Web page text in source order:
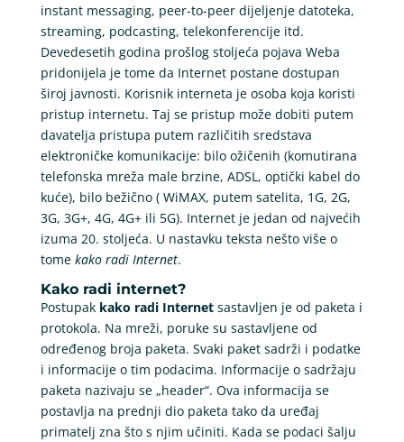
instant messaging, peer-to-peer dijeljenje datoteka,
streaming, podcasting, telekonferencije itd.
Devedesetih godina prošlog stoljeća pojava Weba
pridonijela je tome da Internet postane dostupan
široj javnosti. Korisnik interneta je osoba koja koristi
pristup internetu. Taj se pristup može dobiti putem
davatelja pristupa putem različitih sredstava
elektroničke komunikacije: bilo ožičenih (komutirana
telefonska mreža male brzine, ADSL, optički kabel do
kuće), bilo bežično ( WiMAX, putem satelita, 1G, 2G,
3G, 3G+, 4G, 4G+ ili 5G). Internet je jedan od najvećih
izuma 20. stoljeća. U nastavku teksta nešto više o
tome kako radi Internet.
Kako radi internet?
Postupak kako radi Internetsastavljen je od paketa i
protokola. Na mreži, poruke su sastavljene od
određenog broja paketa. Svaki paket sadrži i podatke
i informacije o tim podacima. Informacije o sadržaju
paketa nazivaju se „header“. Ova informacija se
postavlja na prednji dio paketa tako da uređaj
primatelj zna što s njim učiniti. Kada se podaci šalju